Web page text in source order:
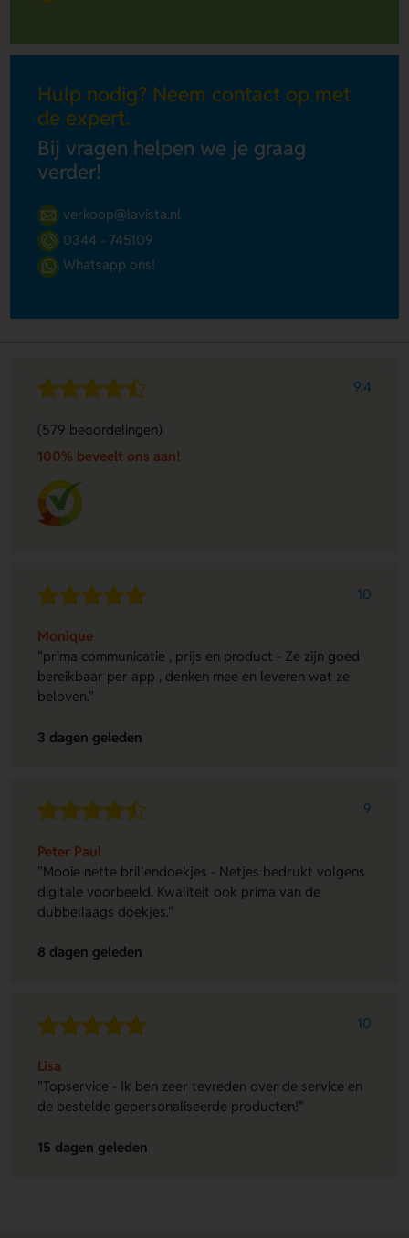
Hulp nodig? Neem contact op met
de expert.
Bij vragen helpen we je graag
verder!
verkoop@lavista.nl
0344 - 745109
Whatsapp ons!
9.4
(579 beoordelingen)
100% beveelt ons aan!
10
Monique
"prima communicatie , prijs en product - Ze zijn goed
bereikbaar per app , denken mee en leveren wat ze
beloven."
3 dagen geleden
9
Peter Paul
"Mooie nette brillendoekjes - Netjes bedrukt volgens
digitale voorbeeld. Kwaliteit ook prima van de
dubbellaags doekjes."
8 dagen geleden
10
Lisa
"Topservice - Ik ben zeer tevreden over de service en
de bestelde gepersonaliseerde producten!"
15 dagen geleden